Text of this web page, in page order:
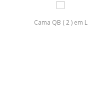
Cama QB ( 2 ) em L